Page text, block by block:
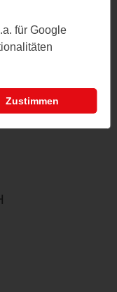
für Google
Zustimmen